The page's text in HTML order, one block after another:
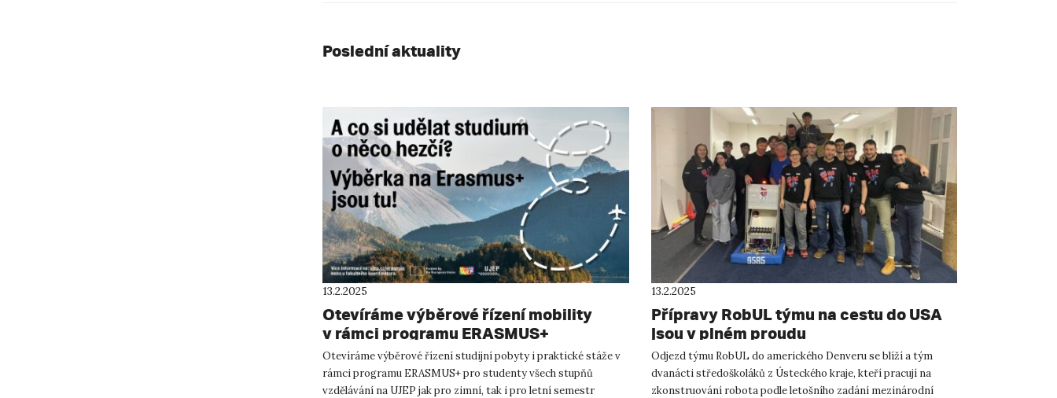
Poslední aktuality
13.2.2025
Otevíráme výběrové řízení mobility
v rámci programu ERASMUS+
Otevíráme výběrové řízení studijní pobyty i praktické stáže v
rámci programu ERASMUS+ pro studenty všech stupňů
vzdělávání na UJEP jak pro zimní, tak i pro letní semestr
13.2.2025
Přípravy RobUL týmu na cestu do USA
jsou v plném proudu
Odjezd týmu RobUL do amerického Denveru se blíží a tým
dvanácti středoškoláků z Ústeckého kraje, kteří pracují na
zkonstruování robota podle letošního zadání mezinárodní